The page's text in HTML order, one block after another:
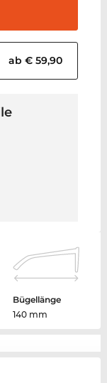
ab € 59,90
Bügellänge
140 mm